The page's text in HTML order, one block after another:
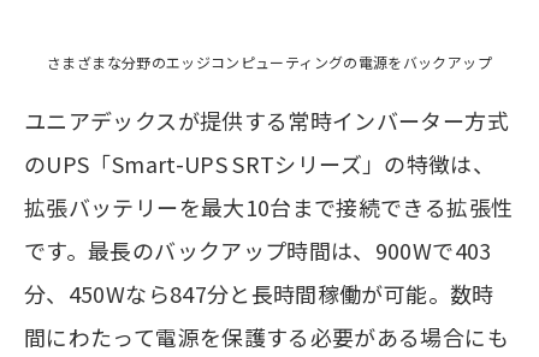
さまざまな分野のエッジコンピューティングの電源をバックアップ
ユニアデックスが提供する常時インバーター方式
のUPS「Smart-UPS SRTシリーズ」の特徴は、
拡張バッテリーを最大10台まで接続できる拡張性
です。最長のバックアップ時間は、900Wで403
分、450Wなら847分と長時間稼働が可能。数時
間にわたって電源を保護する必要がある場合にも